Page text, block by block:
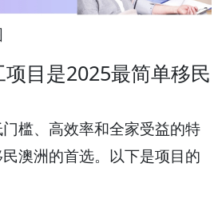
目是2025最简单移民
槛、高效率和全家受益的特
澳洲的首选。以下是项目的